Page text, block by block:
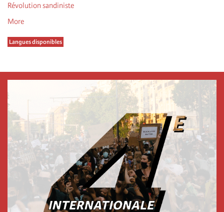
Révolution sandiniste
More
Langues disponibles